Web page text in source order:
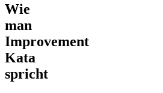
Wie
man
Improvement
Kata
spricht